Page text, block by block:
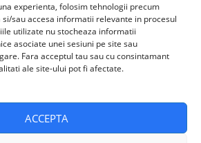
experienta, folosim tehnologii precum
sau accesa informatii relevante in procesul
utilizate nu stocheaza informatii
asociate unei sesiuni pe site sau
Fara acceptul tau sau cu consintamant
ale site-ului pot fi afectate.
ACCEPTA
Solutions © 2026